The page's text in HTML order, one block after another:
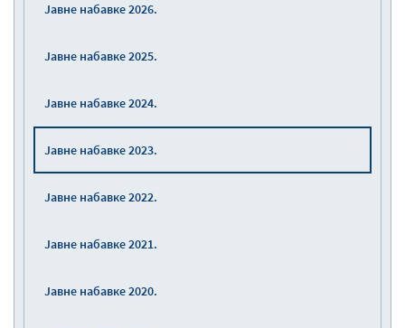
Јавне набавке 2026.
Јавне набавке 2025.
Јавне набавке 2024.
Јавне набавке 2023.
Јавне набавке 2022.
Јавне набавке 2021.
Јавне набавке 2020.